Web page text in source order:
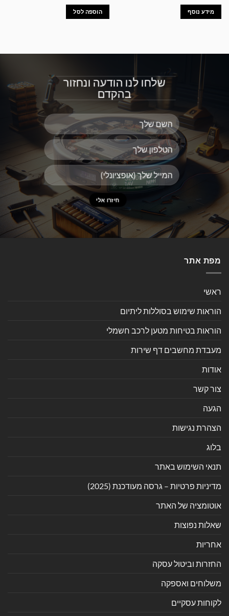
מידע נוסף הוספה לסל
שלחו לנו הודעה ונחזור
בהקדם
מפת אתר
ראשי
הוראות שימוש בסוללות ליתיום
הוראות בטיחות מטען לרכב חשמלי
מעבדת מחשבים דף שירות
אודות
צור קשר
הגעה
הצהרת נגישות
בלוג
תנאי השימוש באתר
מדיניות פרטיות – גרסה מעודכנת (2025)
אוטומציה של האתר
שאלות נפוצות
אחריות
החזרות וביטול עסקה
משלוחים ואספקה
לקוחות עסקיים